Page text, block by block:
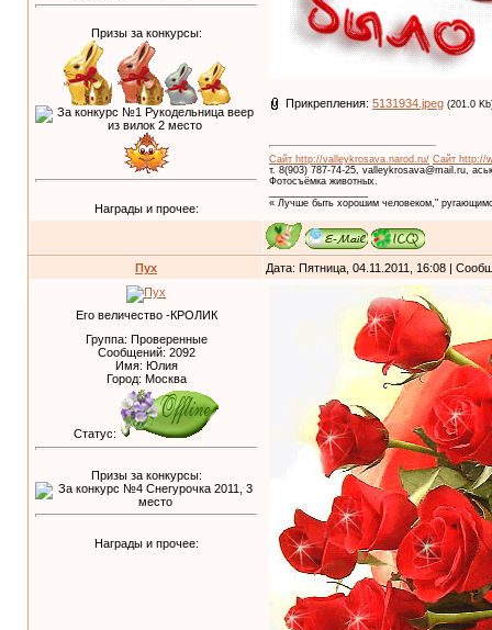
Призы за конкурсы:
Награды и прочее:
Прикрепления: 5131934.jpeg (201.0
Сайт http://valleykrosava.narod.ru/ Сайт http://
т. 8(903) 787-74-25, valleykrosava@mail.ru,
Фотосъёмка животных.
« Лучше быть хорошим человеком,"
Пух Дата: Пятница, 04.11.2011, 16:08 |
Его величество -КРОЛИК
Группа: Проверенные
Сообщений: 2092
Имя: Юлия
Город: Москва
Статус:
Призы за конкурсы:
Награды и прочее: